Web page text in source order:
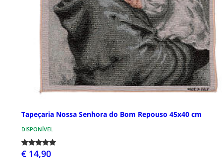
Tapeçaria Nossa Senhora do Bom Repouso 45x40 cm
DISPONÍVEL
€ 14,90